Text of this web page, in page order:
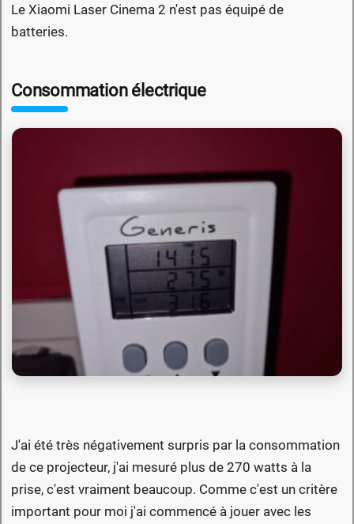
Le Xiaomi Laser Cinema 2 n'est pas équipé de
batteries.
Consommation électrique
J'ai été très négativement surpris par la consommation
de ce projecteur, j'ai mesuré plus de 270 watts à la
prise, c'est vraiment beaucoup. Comme c'est un critère
important pour moi j'ai commencé à jouer avec les